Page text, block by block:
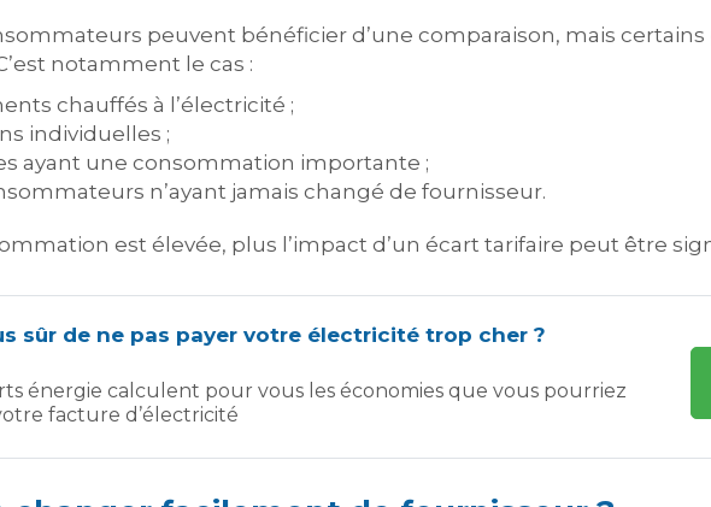
peuvent bénéficier d’une comparaison, mais
notamment le cas :
chauffés à l’électricité ;
individuelles ;
ayant une consommation importante ;
n’ayant jamais changé de fournisseur.
est élevée, plus l’impact d’un écart tarifaire peut être
sûr de ne pas payer votre électricité trop cher ?
énergie calculent pour vous les économies que vous pourriez
facture d’électricité